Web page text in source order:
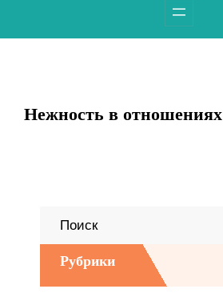
Нежность в отношениях
о
с
Рубрики